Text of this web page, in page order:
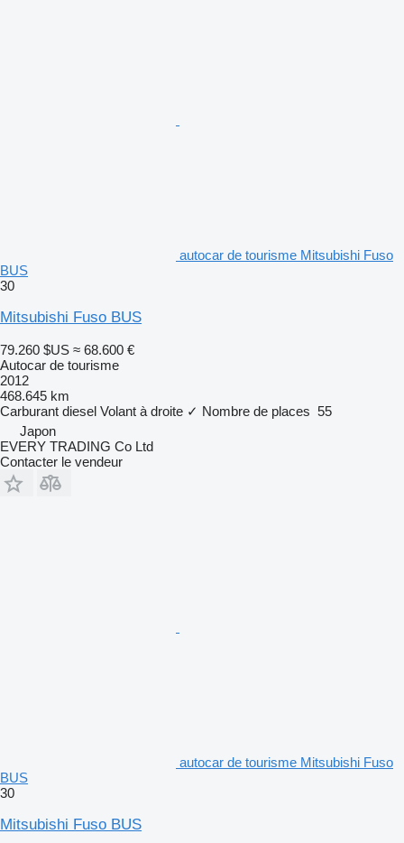
autocar de tourisme Mitsubishi Fuso
BUS
30
Mitsubishi Fuso BUS
79.260 $US ≈ 68.600 €
Autocar de tourisme
2012
468.645 km
Carburant diesel Volant à droite ✓ Nombre de places 55
Japon
EVERY TRADING Co Ltd
Contacter le vendeur
autocar de tourisme Mitsubishi Fuso
BUS
30
Mitsubishi Fuso BUS